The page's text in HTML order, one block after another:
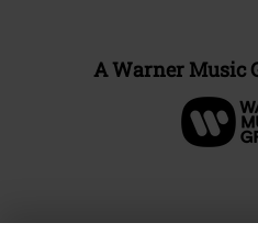
A Warner Music